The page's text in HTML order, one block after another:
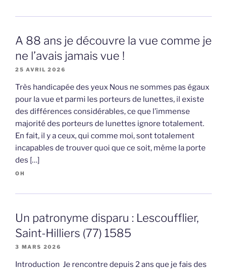
A 88 ans je découvre la vue comme je
ne l’avais jamais vue !
25 AVRIL 2026
Très handicapée des yeux Nous ne sommes pas égaux
pour la vue et parmi les porteurs de lunettes, il existe
des différences considérables, ce que l’immense
majorité des porteurs de lunettes ignore totalement.
En fait, il y a ceux, qui comme moi, sont totalement
incapables de trouver quoi que ce soit, même la porte
des […]
OH
Un patronyme disparu : Lescoufflier,
Saint-Hilliers (77) 1585
3 MARS 2026
Introduction Je rencontre depuis 2 ans que je fais des